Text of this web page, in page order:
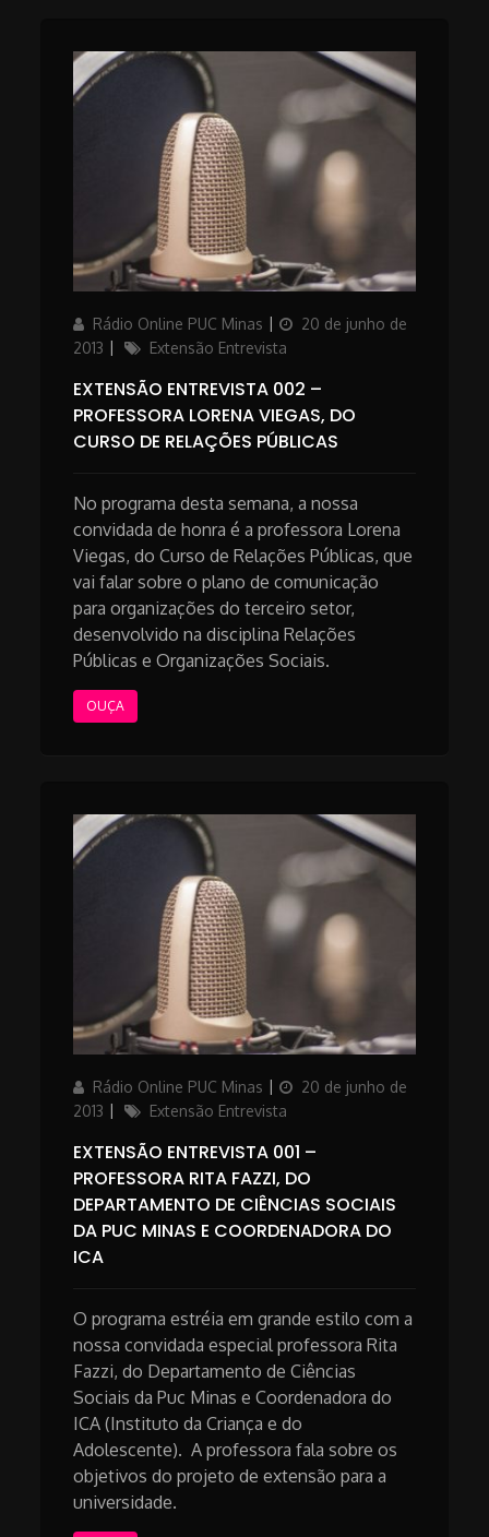
AuthorRádio Online PUC Minas
Posted
on
20 de junho de
2013
Categories
Extensão Entrevista
EXTENSÃO ENTREVISTA 002 –
PROFESSORA LORENA VIEGAS, DO
CURSO DE RELAÇÕES PÚBLICAS
No programa desta semana, a nossa
convidada de honra é a professora Lorena
Viegas, do Curso de Relações Públicas, que
vai falar sobre o plano de comunicação
para organizações do terceiro setor,
desenvolvido na disciplina Relações
Públicas e Organizações Sociais.
OUÇA
AuthorRádio Online PUC Minas
Posted
on
20 de junho de
2013
Categories
Extensão Entrevista
EXTENSÃO ENTREVISTA 001 –
PROFESSORA RITA FAZZI, DO
DEPARTAMENTO DE CIÊNCIAS SOCIAIS
DA PUC MINAS E COORDENADORA DO
ICA
O programa estréia em grande estilo com a
nossa convidada especial professora Rita
Fazzi, do Departamento de Ciências
Sociais da Puc Minas e Coordenadora do
ICA (Instituto da Criança e do
Adolescente). A professora fala sobre os
objetivos do projeto de extensão para a
universidade.